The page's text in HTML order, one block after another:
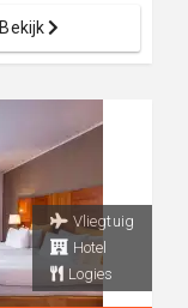
Bekijk
Vliegtuig
Hotel
Logies